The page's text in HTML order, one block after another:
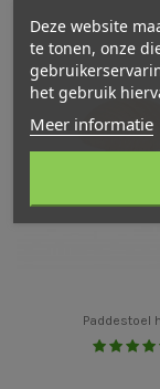
Paddestoel
Deze website
te tonen, onze
het gebruik
Meer informatie